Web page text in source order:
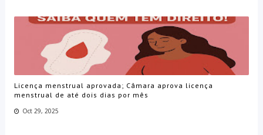
Licença menstrual aprovada; Câmara aprova licença
menstrual de até dois dias por mês
Oct 29, 2025